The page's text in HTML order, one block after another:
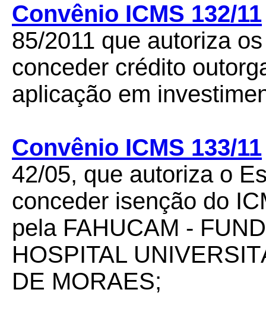
Convênio ICMS 132/11
85/2011 que autoriza
conceder crédito
aplicação em
Convênio ICMS 133/11
42/05, que autoriza o
conceder isenção do
pela FAHUCAM -
HOSPITAL
DE MORAES;